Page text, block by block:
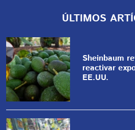
ÚLTIMOS
Sheinbaum
reactivar
EE.UU.